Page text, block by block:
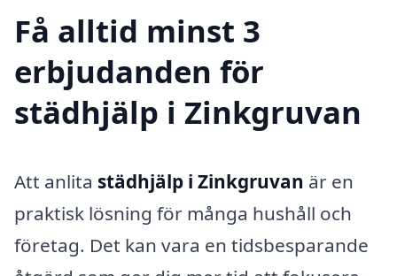
Få alltid minst 3
erbjudanden för
städhjälp i Zinkgruvan
Att anlita städhjälp i Zinkgruvan är en
praktisk lösning för många hushåll och
företag. Det kan vara en tidsbesparande